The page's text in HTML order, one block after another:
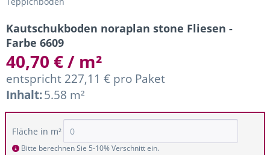
Kautschukboden noraplan stone Fliesen -
Farbe 6609
40,70 € / m²
entspricht 227,11 € pro Paket
Inhalt:5.58 m²
Fläche in m²
Bitte berechnen Sie 5-10% Verschnitt ein.